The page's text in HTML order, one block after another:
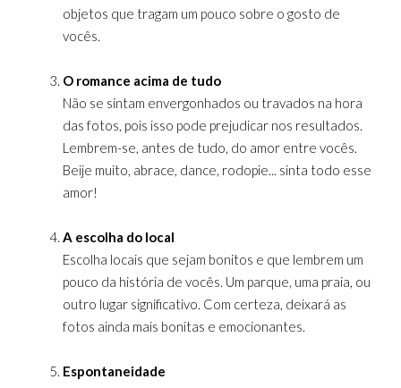
objetos que tragam um pouco sobre o gosto de
vocês.
O romance acima de tudo
Não se sintam envergonhados ou travados na hora
das fotos, pois isso pode prejudicar nos resultados.
Lembrem-se, antes de tudo, do amor entre vocês.
Beije muito, abrace, dance, rodopie... sinta todo esse
amor!
A escolha do local
Escolha locais que sejam bonitos e que lembrem um
pouco da história de vocês. Um parque, uma praia, ou
outro lugar significativo. Com certeza, deixará as
fotos ainda mais bonitas e emocionantes.
Espontaneidade